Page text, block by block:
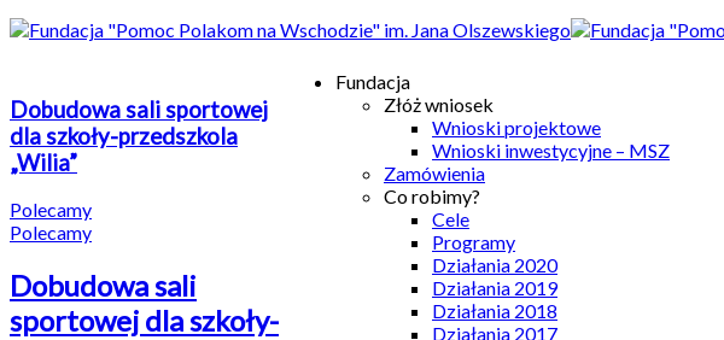
Fundacja
Złóż wniosek
Wnioski projektowe
Wnioski inwestycyjne – MSZ
Zamówienia
Co robimy?
Cele
Programy
Działania 2020
Działania 2019
Działania 2018
Działania 2017
Dobudowa sali sportowej
dla szkoły-przedszkola
„Wilia”
Polecamy
Polecamy
Dobudowa sali
sportowej dla szkoły-